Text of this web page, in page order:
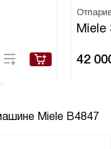
Miele
42
Miele B4847